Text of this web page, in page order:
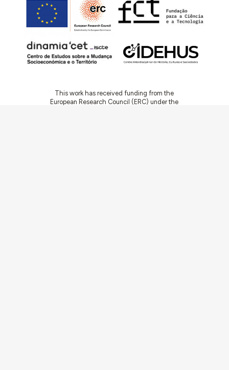
This work has received funding from the
European Research Council (ERC) under the